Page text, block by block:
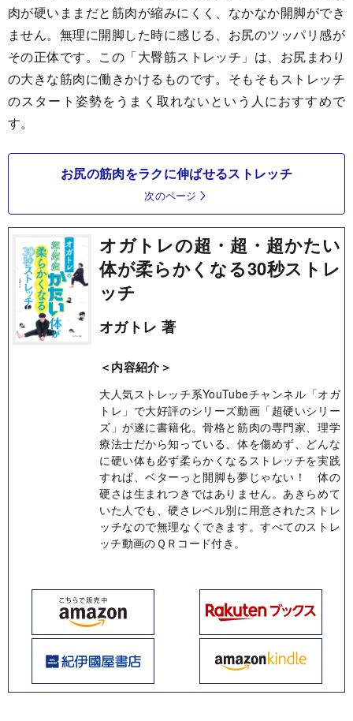
肉が硬いままだと筋肉が縮みにくく、なかなか開脚ができ
ません。無理に開脚した時に感じる、お尻のツッパリ感が
その正体です。この「大臀筋ストレッチ」は、お尻まわり
の大きな筋肉に働きかけるものです。そもそもストレッチ
のスタート姿勢をうまく取れないという人におすすめで
す。
お尻の筋肉をラクに伸ばせるストレッチ
次のページ
オガトレの超・超・超かたい
体が柔らかくなる30秒ストレ
ッチ
オガトレ 著
＜内容紹介＞
大人気ストレッチ系YouTubeチャンネル「オガ
トレ」で大好評のシリーズ動画「超硬いシリー
ズ」が遂に書籍化。骨格と筋肉の専門家、理学
療法士だから知っている、体を傷めず、どんな
に硬い体も必ず柔らかくなるストレッチを実践
すれば、ベターっと開脚も夢じゃない！ 体の
硬さは生まれつきではありません。あきらめて
いた人でも、硬さレベル別に用意されたストレ
ッチなので無理なくできます。すべてのストレ
ッチ動画のＱＲコード付き。